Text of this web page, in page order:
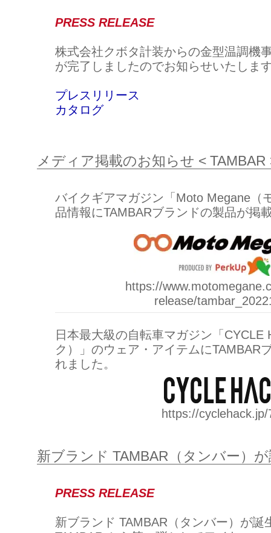
PRESS RELEASE
株式会社クボタ計装からの金型温調機
が完了しましたのでお知らせいたしま
プレスリリース
カタログ
メディア掲載のお知らせ < TAMBAR
バイクギアマガジン「Moto Megane（
品情報にTAMBARブランドの製品が掲
https://
release/
日本最大級の自転車マガジン「CYCLE
ク）」のウェア・アイテムにTAMBAR
れました。
https://cyclehack.jp/
新ブランド TAMBAR（タンバー）
PRESS RELEASE
新ブランド TAMBAR（タンバー）が誕